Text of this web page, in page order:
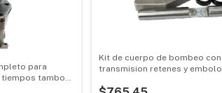
para
tambor
Kit de cuerpo de bombeo con
transmision retenes y embolo